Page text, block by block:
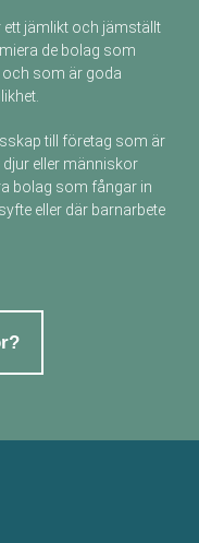
jämlikt och jämställt
de bolag som
som är goda
till företag som är
eller människor
bolag som fångar in
eller där barnarbete